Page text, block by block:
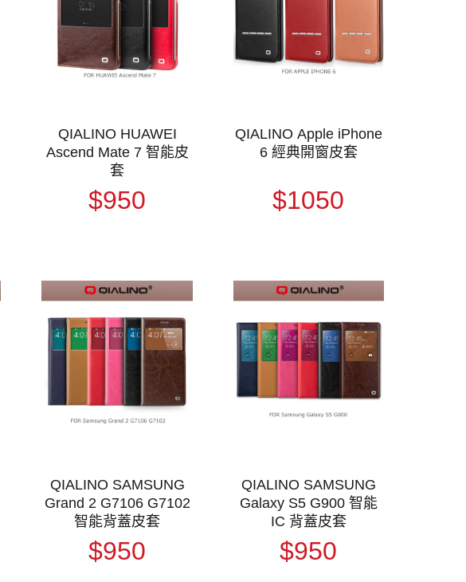
QIALINO HUAWEI
Ascend Mate 7 智能皮
套
$950
QIALINO Apple iPhone
6 經典開窗皮套
$1050
QIALINO SAMSUNG
Grand 2 G7106 G7102
智能背蓋皮套
$950
QIALINO SAMSUNG
Galaxy S5 G900 智能
IC 背蓋皮套
$950